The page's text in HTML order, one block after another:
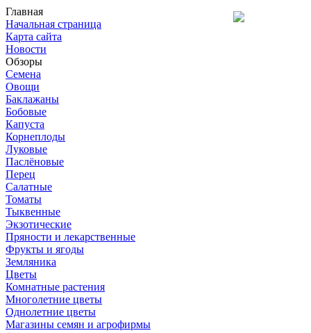
Главная
Начальная страница
Карта сайта
Новости
Обзоры
Семена
Овощи
Баклажаны
Бобовые
Капуста
Корнеплоды
Луковые
Паслёновые
Перец
Салатные
Томаты
Тыквенные
Экзотические
Пряности и лекарственные
Фрукты и ягоды
Земляника
Цветы
Комнатные растения
Многолетние цветы
Однолетние цветы
Магазины семян и агрофирмы